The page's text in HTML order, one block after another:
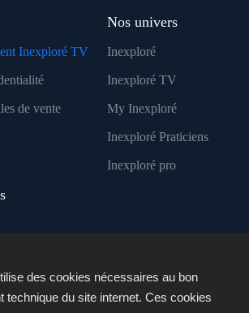
Inexploré TV
de vente
Nos univers
Inexploré
Inexploré TV
My Inexploré
Inexploré Praticiens
Inexploré pro
des cookies nécessaires au bon
technique du site internet. Ces cookies